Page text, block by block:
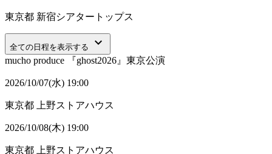
東京都 新宿シアタートップス
全ての日程を表示する keyboard_arrow_down
mucho produce 『ghost2026』東京公演
2026/10/07(水) 19:00
東京都 上野ストアハウス
2026/10/08(木) 19:00
東京都 上野ストアハウス